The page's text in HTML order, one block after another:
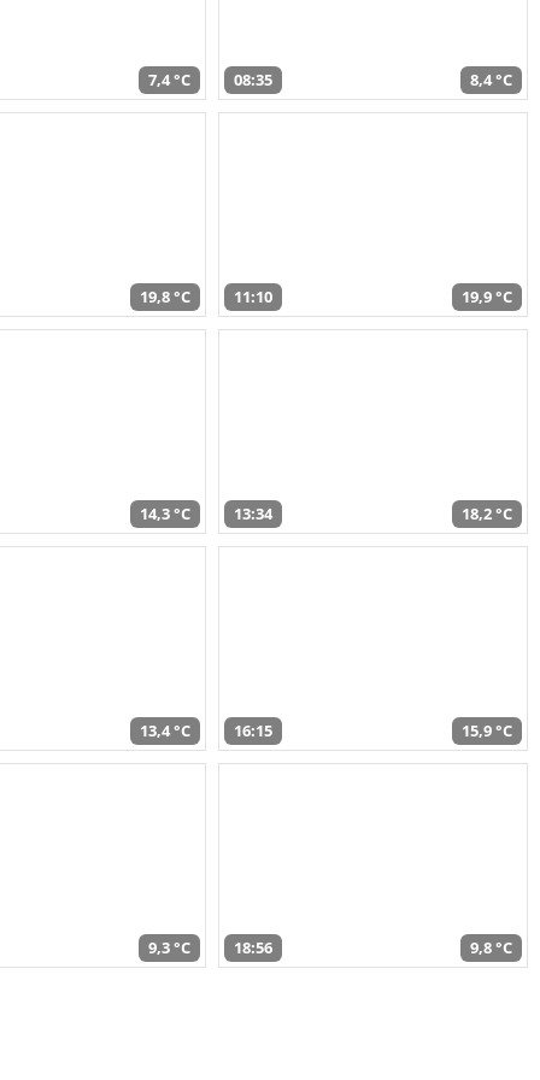
7,4 °C 08:35 8,4 °C
19,8 °C 11:10 19,9 °C
14,3 °C 13:34 18,2 °C
13,4 °C 16:15 15,9 °C
9,3 °C 18:56 9,8 °C